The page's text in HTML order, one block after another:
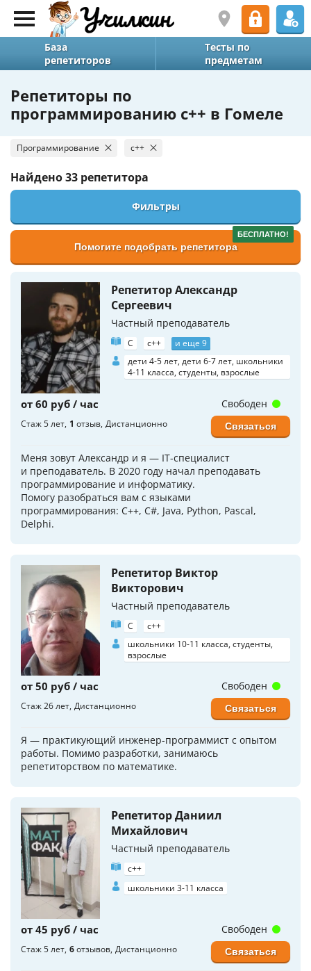
База
репетиторов
Тесты по
предметам
Репетиторы по
программированию c++ в Гомеле
Программирование c++
Найдено33 репетитора
Фильтры
БЕСПЛАТНО!
Помогите подобрать репетитора
Репетитор Александр
Сергеевич
Частный преподаватель
C c++
и еще 9
дети 4-5 лет, дети 6-7 лет, школьники
4-11 класса, студенты, взрослые
от 60 руб / час
Стаж 5 лет 1 отзыв Дистанционно
Меня зовут Александр и я — IT-специалист
и преподаватель. В 2020 году начал преподавать
программирование и информатику.
Помогу разобраться вам с языками
программирования: С++, C#, Java, Python, Pascal,
Delphi.
Свободен
Связаться
Репетитор Виктор
Викторович
Частный преподаватель
C
c++
школьники 10-11 класса, студенты,
взрослые
от 50 руб / час
Стаж 26 лет Дистанционно
Я — практикующий инженер-программист с опытом
работы. Помимо разработки, занимаюсь
репетиторством по математике.
Свободен
Связаться
Репетитор Даниил
Михайлович
Частный преподаватель
c++
школьники 3-11 класса
от 45 руб / час
Стаж 5 лет 6отзывов Дистанционно
Свободен
Связаться